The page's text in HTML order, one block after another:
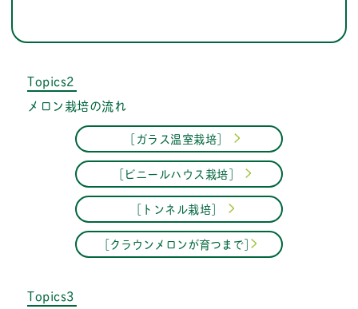
Topics2
メロン栽培の流れ
［ガラス温室栽培］
［ビニールハウス栽培］
［トンネル栽培］
［クラウンメロンが育つまで］
Topics3